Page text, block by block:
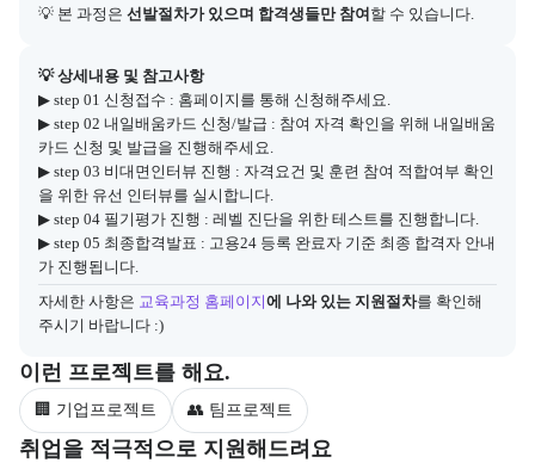
💡 본 과정은 선발절차가 있으며 합격생들만 참여 할 수 있습니다.
💡 상세내용 및 참고사항
아래에는 지원 절차의 상세 설명 및 참고 링크가 포함된다.
▶ step 01 신청접수 : 홈페이지를 통해 신청해주세요.
▶ step 02 내일배움카드 신청/발급 : 참여 자격 확인을 위해 내일배움
카드 신청 및 발급을 진행해주세요.
▶ step 03 비대면인터뷰 진행 : 자격요건 및 훈련 참여 적합여부 확인
을 위한 유선 인터뷰를 실시합니다.
▶ step 04 필기평가 진행 : 레벨 진단을 위한 테스트를 진행합니다.
▶ step 05 최종합격발표 : 고용24 등록 완료자 기준 최종 합격자 안내
가 진행됩니다.
자세한 사항은 교육과정 홈페이지에 나와 있는 지원절차를 확인해
주시기 바랍니다 :)
이런 프로젝트를 해요.
부트캠프 과정에서 진행하는 프로젝트 유형을 안내한다.
🏢 기업프로젝트 👥 팀프로젝트
취업을 적극적으로 지원해드려요
부트캠프 수강생을 대상으로 제공되는 취업 지원 서비스를 안내한다.